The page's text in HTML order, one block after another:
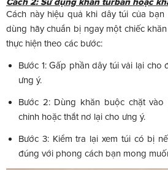
Cách này hiệu quả khi dây túi của
dùng hãy chuẩn bị ngay một chiếc
thực hiện theo các bước:
Bước 1: Gấp phần dây túi vải lại
ưng ý.
Bước 2: Dùng khăn buộc chặt
chỉnh hoặc thắt nơ lại cho ưng ý.
Bước 3: Kiểm tra lại xem túi có bị
đúng với phong cách bạn mong